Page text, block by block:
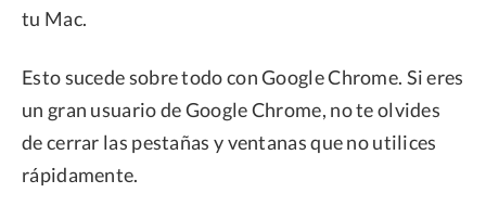
tu Mac.
Esto sucede sobre todo con Google Chrome. Si eres
un gran usuario de Google Chrome, no te olvides
de cerrar las pestañas y ventanas que no utilices
rápidamente.